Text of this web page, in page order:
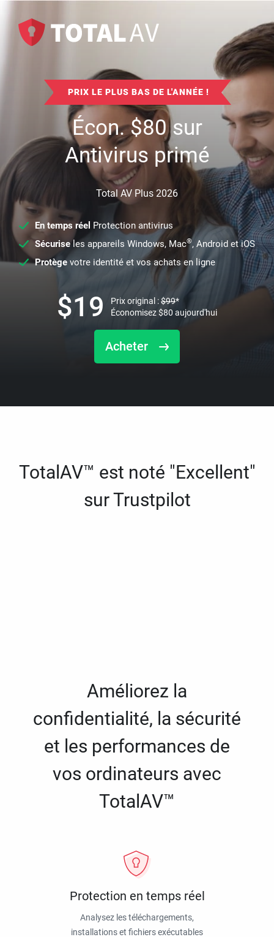
PRIX LE PLUS BAS DE L'ANNÉE !
Écon.$80sur
Antivirus primé
Total AV Plus 2026
En temps réel Protection antivirus
Sécuriseles appareils Windows, Mac®, Android et iOS
Protège votre identité et vos achats en ligne
Acheter
$19 Prix original :$99*
Économisez$80 aujourd'hui
TotalAV™ est noté "Excellent"
sur Trustpilot
Améliorez la
confidentialité, la sécurité
et les performances de
vos ordinateurs avec
TotalAV™
Protection en temps réel
Analysez les téléchargements,
installations et fichiers exécutables